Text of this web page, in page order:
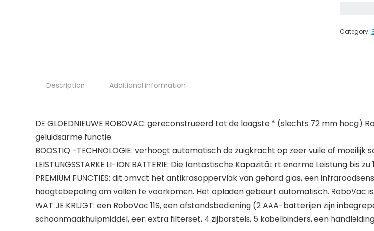
Category:
Description Additional information
DE GLOEDNIEUWE ROBOVAC: gereconstrueerd tot de laagste * (slechts 72 mm
geluidsarme functie.
BOOSTIQ -TECHNOLOGIE: verhoogt automatisch de zuigkracht op zeer vuile of moeilijk
LEISTUNGSSTARKE LI-ION BATTERIE: Die fantastische Kapazität rt enorme Leistung bis
PREMIUM FUNCTIES: dit omvat het antikrasoppervlak van gehard glas, een
hoogtebepaling om vallen te voorkomen. Het opladen gebeurt automatisch. RoboVac
WAT JE KRIJGT: een RoboVac 11S, een afstandsbediening (2 AAA-batterijen zijn
schoonmaakhulpmiddel, een extra filterset, 4 zijborstels, 5 kabelbinders, een